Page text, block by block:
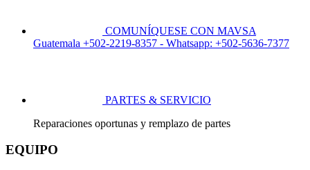
COMUNÍQUESE CON MAVSA
Guatemala +502-2219-8357 - Whatsapp: +502-5636-7377
PARTES & SERVICIO
Reparaciones oportunas y remplazo de partes
EQUIPO